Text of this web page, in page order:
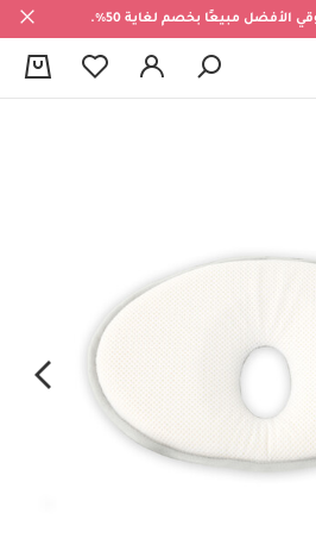
الأفضل مبيعًا بخصم لغاية 50%.